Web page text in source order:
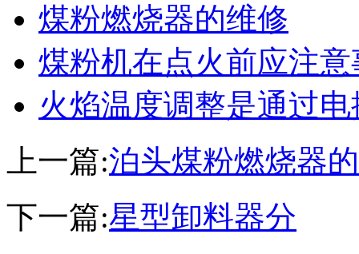
煤粉燃烧器的维修
煤粉机在点火前应注意
火焰温度调整是通过
上一篇:泊头煤粉燃烧器
下一篇:星型卸料器分